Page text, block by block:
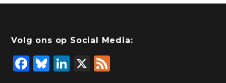
Volg ons op Social Media:
F
Bl
Li X